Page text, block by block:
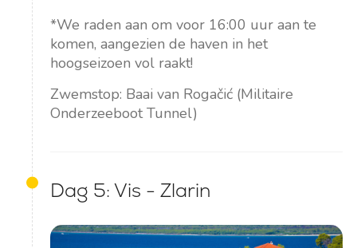
*We raden aan om voor 16:00 uur aan te
komen, aangezien de haven in het
hoogseizoen vol raakt!
Zwemstop: Baai van Rogačić (Militaire
Onderzeeboot Tunnel)
Dag 5: Vis - Zlarin